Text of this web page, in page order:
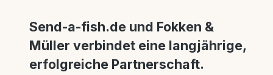
Send-a-fish.de und Fokken &
Müller verbindet eine langjährige,
erfolgreiche Partnerschaft.